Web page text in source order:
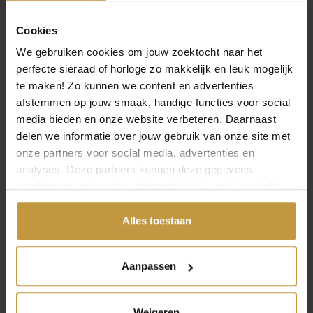
Cookies
We gebruiken cookies om jouw zoektocht naar het
perfecte sieraad of horloge zo makkelijk en leuk mogelijk
te maken! Zo kunnen we content en advertenties
afstemmen op jouw smaak, handige functies voor social
media bieden en onze website verbeteren. Daarnaast
delen we informatie over jouw gebruik van onze site met
onze partners voor social media, advertenties en
analyses. Deze partners kunnen deze gegevens
gedeeld of die ze hebben verzameld via jouw gebruik van
Alles toestaan
Aanpassen
j
k
e
p
r
i
j
s
w
:
6
s
€
6
9
INFORMATIE OVER CLIC DESIGN
Clic Design maakt minimalistische sieraden met een strak
en modern design. De collectie is herkenbaar door
en edelstaal, licht van gewicht en makkelijk te dragen.